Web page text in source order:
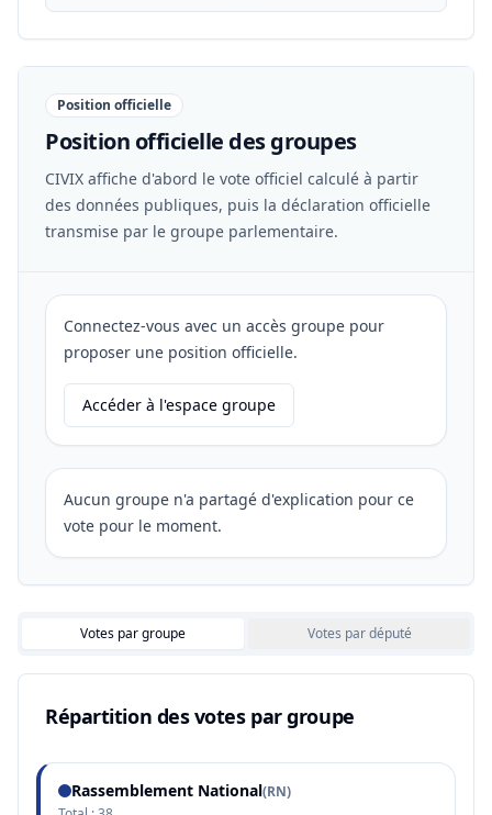
Position officielle
Position officielle des groupes
CIVIX affiche d'abord le vote officiel calculé à partir
des données publiques, puis la déclaration officielle
transmise par le groupe parlementaire.
Connectez-vous avec un accès groupe pour
proposer une position officielle.
Accéder à l'espace groupe
Aucun groupe n'a partagé d'explication pour ce
vote pour le moment.
Votes par groupe Votes par député
Répartition des votes par groupe
Rassemblement National(RN)